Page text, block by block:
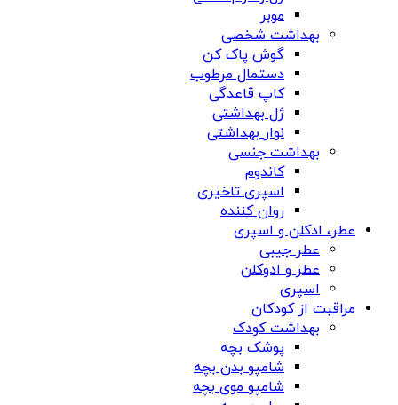
موبر
بهداشت شخصی
گوش پاک کن
دستمال مرطوب
کاپ قاعدگی
ژل بهداشتی
نوار بهداشتی
بهداشت جنسی
کاندوم
اسپری تاخیری
روان کننده
عطر، ادکلن و اسپری
عطر جیبی
عطر و ادوکلن
اسپری
مراقبت از کودکان
بهداشت کودک
پوشک بچه
شامپو بدن بچه
شامپو موی بچه